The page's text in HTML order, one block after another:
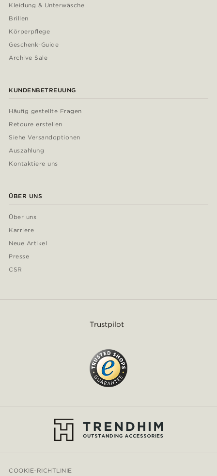
Kleidung & Unterwäsche
Brillen
Körperpflege
Geschenk-Guide
Archive Sale
KUNDENBETREUUNG
Häufig gestellte Fragen
Retoure erstellen
Siehe Versandoptionen
Auszahlung
Kontaktiere uns
ÜBER UNS
Über uns
Karriere
Neue Artikel
Presse
CSR
Trustpilot
COOKIE-RICHTLINIE